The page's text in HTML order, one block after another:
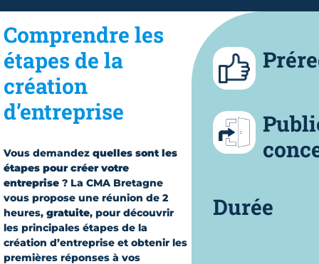
Comprendre les
étapes de la
création
d’entreprise
Vous demandez quelles sont les
étapes pour créer votre
entreprise ? La CMA Bretagne
vous propose une réunion de 2
heures, gratuite, pour découvrir
les principales étapes de la
création d’entreprise et obtenir les
premières réponses à vos
Durée